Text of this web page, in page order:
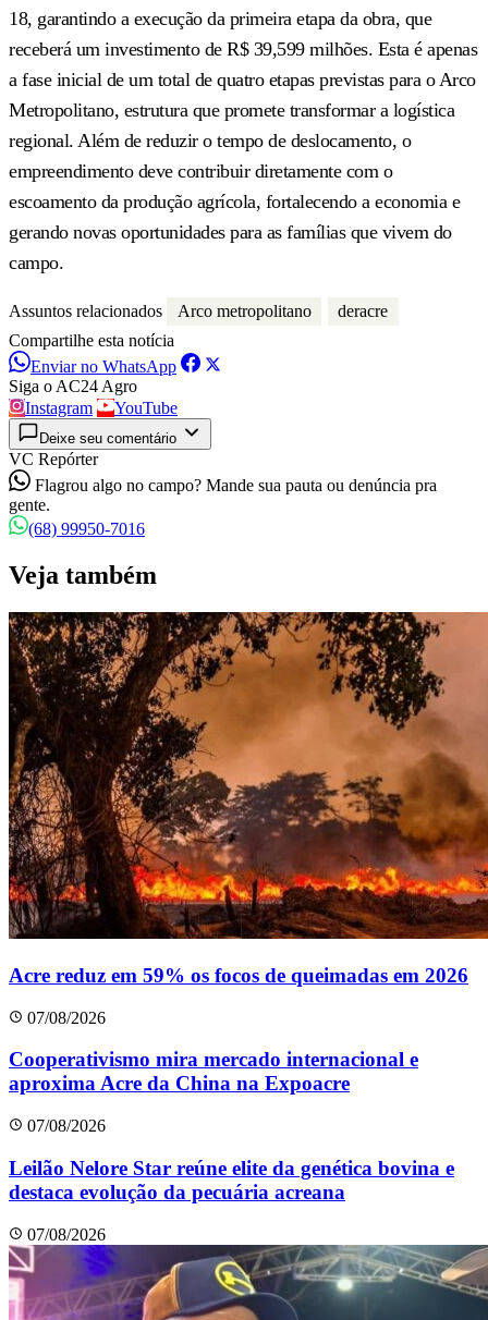
18, garantindo a execução da primeira etapa da obra, que
receberá um investimento de R$ 39,599 milhões. Esta é apenas
a fase inicial de um total de quatro etapas previstas para o Arco
Metropolitano, estrutura que promete transformar a logística
regional. Além de reduzir o tempo de deslocamento, o
empreendimento deve contribuir diretamente com o
escoamento da produção agrícola, fortalecendo a economia e
gerando novas oportunidades para as famílias que vivem do
campo.
Assuntos relacionados Arco metropolitano
deracre
Compartilhe esta notícia
Enviar no WhatsApp
Siga o AC24 Agro
Instagram
YouTube
Deixe seu comentário
VC Repórter
Flagrou algo no campo? Mande sua pauta ou denúncia pra
gente.
(68) 99950-7016
Veja também
Acre reduz em 59% os focos de queimadas em 2026
07/08/2026
Cooperativismo mira mercado internacional e
aproxima Acre da China na Expoacre
07/08/2026
Leilão Nelore Star reúne elite da genética bovina e
destaca evolução da pecuária acreana
07/08/2026